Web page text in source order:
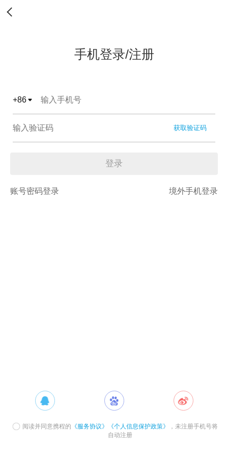
手机登录/注册
+86
获取验证码
登录
账号密码登录 境外手机登录
阅读并同意携程的 《服务协议》 《个人信息保护政策》
，未注册手机号将
自动注册